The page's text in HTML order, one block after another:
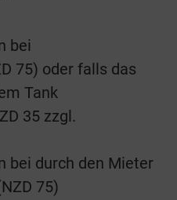
bei
75) oder falls das
Tank
35 zzgl.
bei durch den Mieter
75)